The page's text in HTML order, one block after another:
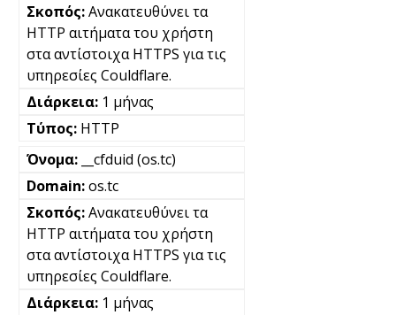
Ανακατευθύνει τα
HTTP αιτήματα του χρήστη
στα αντίστοιχα HTTPS για τις
υπηρεσίες Couldflare.
1 μήνας
HTTP
__cfduid (os.tc)
os.tc
Ανακατευθύνει τα
HTTP αιτήματα του χρήστη
στα αντίστοιχα HTTPS για τις
υπηρεσίες Couldflare.
1 μήνας